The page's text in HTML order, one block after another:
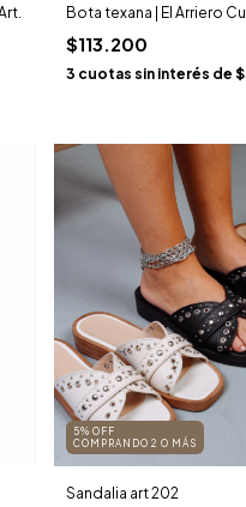
Bota texana | El Arriero
$113.200
3 cuotas sin interés de
5% OFF
COMPRANDO 2 O MÁS
Sandalia art 202